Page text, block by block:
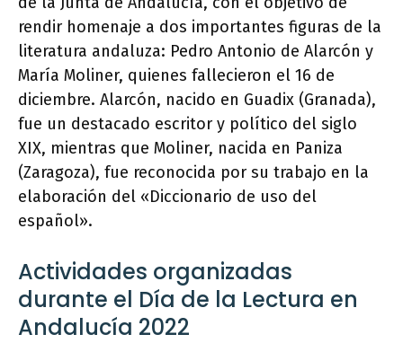
rendir homenaje a dos importantes figuras de la
literatura andaluza: Pedro Antonio de Alarcón y
María Moliner, quienes fallecieron el 16 de
diciembre. Alarcón, nacido en Guadix (Granada),
fue un destacado escritor y político del siglo
XIX, mientras que Moliner, nacida en Paniza
(Zaragoza), fue reconocida por su trabajo en la
elaboración del «Diccionario de uso del
español».
Actividades organizadas
durante el Día de la Lectura en
Andalucía 2022